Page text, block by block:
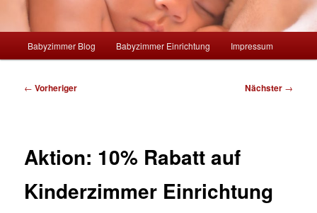
Babyzimmer Blog Babyzimmer Einrichtung Impressum
Beitragsnavigation
← Vorheriger Nächster →
Aktion: 10% Rabatt auf
Kinderzimmer Einrichtung